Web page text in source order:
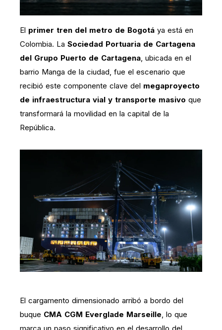
El primer tren del metro de Bogotá ya está en
Colombia. La Sociedad Portuaria de Cartagena
del Grupo Puerto de Cartagena, ubicada en el
barrio Manga de la ciudad, fue el escenario que
recibió este componente clave del megaproyecto
de infraestructura vial y transporte masivo que
transformará la movilidad en la capital de la
República.
El cargamento dimensionado arribó a bordo del
buque CMA CGM Everglade Marseille , lo que
marca un paso significativo en el desarrollo del